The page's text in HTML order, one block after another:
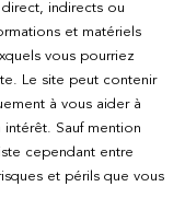
indirects ou
et matériels
vous pourriez
Le site peut contenir
à vous aider à
intérêt. Sauf mention
cependant entre
et périls que vous